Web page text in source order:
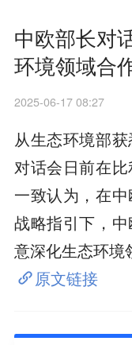
中欧部长对
环境领域合
2025-06-17 08:27
从生态环境部
对话会日前在
一致认为，在
战略指引下，
意深化生态环境
原文链接